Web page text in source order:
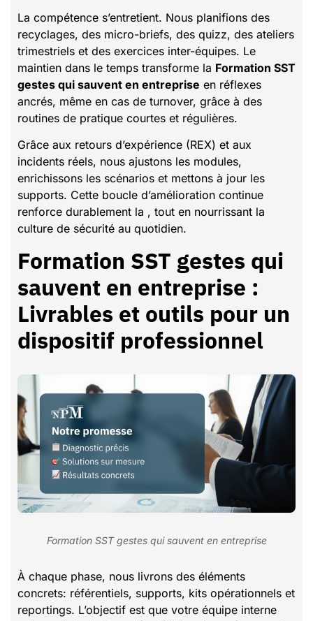
La compétence s’entretient. Nous planifions des
recyclages, des micro-briefs, des quizz, des ateliers
trimestriels et des exercices inter-équipes. Le
maintien dans le temps transforme la Formation SST
gestes qui sauvent en entreprise en réflexes
ancrés, même en cas de turnover, grâce à des
routines de pratique courtes et régulières.
Grâce aux retours d’expérience (REX) et aux
incidents réels, nous ajustons les modules,
enrichissons les scénarios et mettons à jour les
supports. Cette boucle d’amélioration continue
renforce durablement la , tout en nourrissant la
culture de sécurité au quotidien.
Formation SST gestes qui
sauvent en entreprise :
Livrables et outils pour un
dispositif professionnel
Formation SST gestes qui sauvent en entreprise
À chaque phase, nous livrons des éléments
concrets: référentiels, supports, kits opérationnels et
reportings. L’objectif est que votre équipe interne